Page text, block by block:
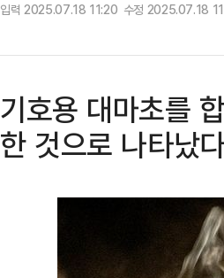
입력 2025.07.18 11:20 수정 2025.07.18
기호용 대마초를
한 것으로 나타났